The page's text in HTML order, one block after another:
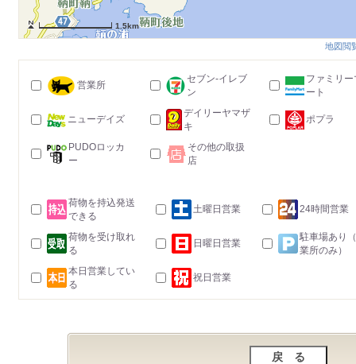
1.5km
地図閲
営業所
セブン-イレブ
ン
ファミリー
ート
ニューデイズ
デイリーヤマザ
キ
ポプラ
PUDOロッカ
ー
その他の取扱
店
荷物を持込発送
できる
土曜日営業 24時間営業
荷物を受け取れ
る
日曜日営業
駐車場あり
業所のみ）
本日営業してい
る
祝日営業